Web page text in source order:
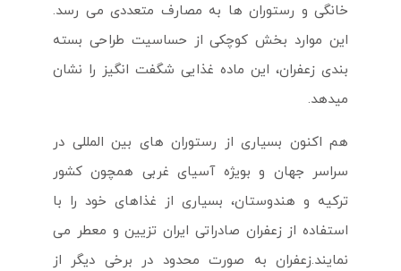
خانگی و رستوران ها به مصارف متعددی می رسد.
این موارد بخش کوچکی از حساسیت طراحی بسته
بندی زعفران، این ماده غذایی شگفت انگیز را نشان
میدهد.
هم اکنون بسیاری از رستوران های بین المللی در
سراسر جهان و بویژه آسیای غربی همچون کشور
ترکیه و هندوستان، بسیاری از غذاهای خود را با
استفاده از زعفران صادراتی ایران تزیین و معطر می
نمایند.زعفران به صورت محدود در برخی دیگر از